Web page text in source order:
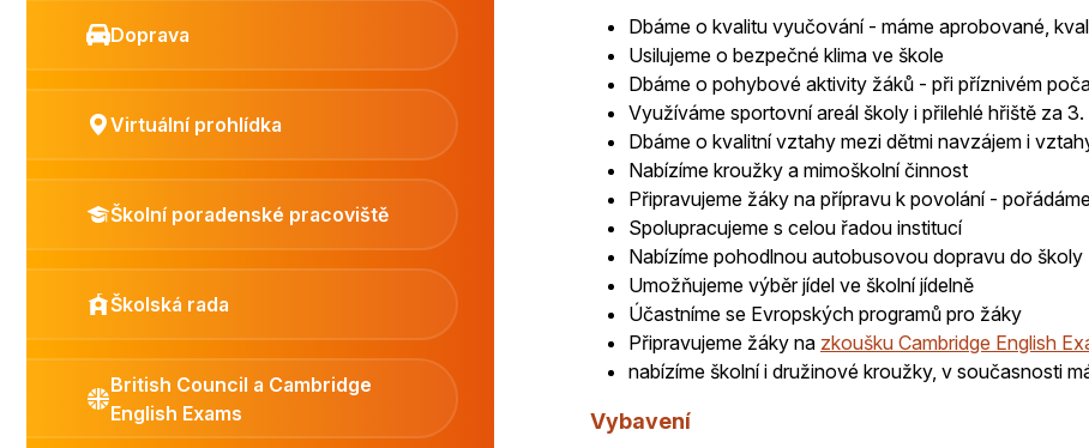
Dbáme o kvalitu vyučování - máme aprobované,
Usilujeme o bezpečné klima ve škole
Dbáme o pohybové aktivity žáků - při příznivém
Využíváme sportovní areál školy i přilehlé hřiště za 3.
Dbáme o kvalitní vztahy mezi dětmi navzájem i
Nabízíme kroužky a mimoškolní činnost
Připravujeme žáky na přípravu k povolání -
Spolupracujeme s celou řadou institucí
Nabízíme pohodlnou autobusovou dopravu do školy
Umožňujeme výběr jídel ve školní jídelně
Účastníme se Evropských programů pro žáky
Připravujeme žáky na zkoušku Cambridge English
nabízíme školní i družinové kroužky, v současnosti
Vybavení
Doprava
Virtuální prohlídka
Školní poradenské pracoviště
Školská rada
British Council a Cambridge
English Exams